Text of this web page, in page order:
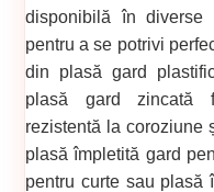
disponibilă în diverse
pentru a se potrivi
din plasă gard
plasă gard zincată
rezistentă la coroziune
plasă împletită gard
pentru curte sau plasă